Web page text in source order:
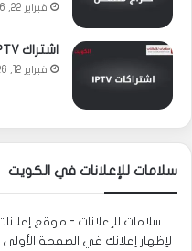
فبراير 22, 2026
اشتراك Lion TV IPTV
فبراير 12, 2026
سلامات للإعلانات في الكويت
سلامات للإعلانات - موقع
لإظهار إعلانك في الصفحة